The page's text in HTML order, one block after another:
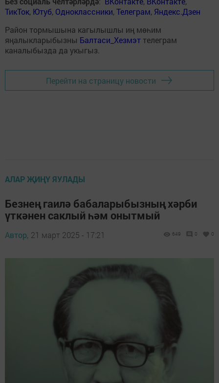
ТикТок, Ютуб, Одноклассники,Телеграм, Яндекс.Дзен
Район тормышына кагылышлы иң мөһим
яңалыкларыбызны Балтаси_Хезмэт телеграм
каналыбызда да укыгыз.
Перейти на страницу новости
АЛАР ҖИҢҮ ЯУЛАДЫ
Безнең гаилә бабаларыбызның хәрби
үткәнен саклый һәм онытмый
Автор, 21 март 2025 - 17:21 649 0 0